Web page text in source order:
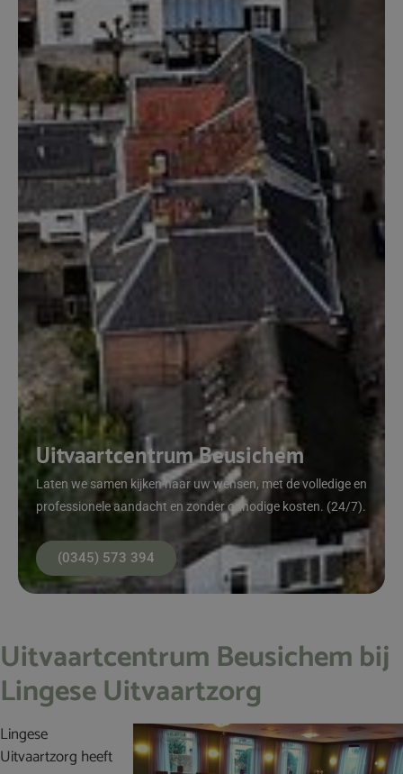
Uitvaartcentrum Beusichem
Laten we samen kijken naar uw wensen, met de volledige en
professionele aandacht en zonder onnodige kosten. (24/7).
(0345) 573 394
Uitvaartcentrum Beusichem bij
Lingese Uitvaartzorg
Lingese
Uitvaartzorg heeft